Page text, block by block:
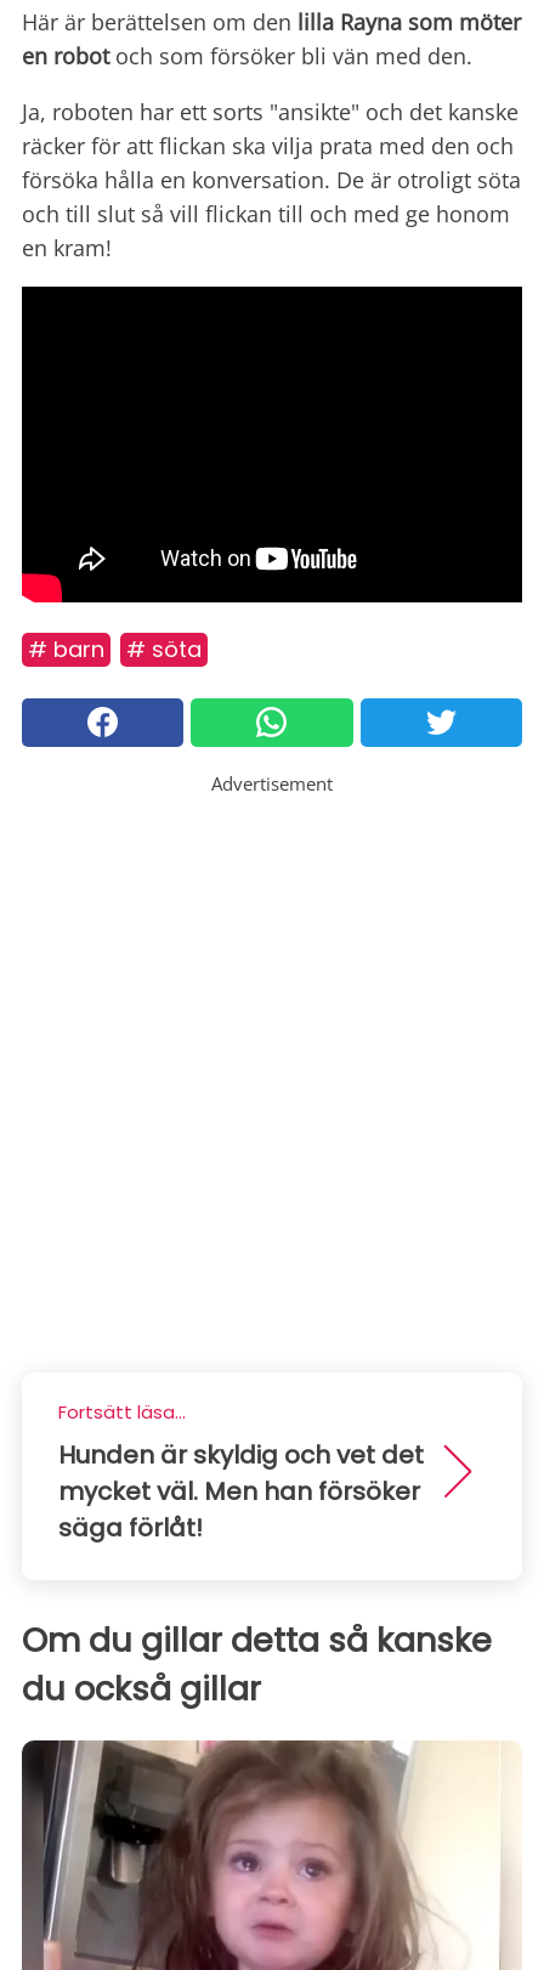
Här är berättelsen om den lilla Rayna som möter
en robot och som försöker bli vän med den.
Ja, roboten har ett sorts "ansikte" och det kanske
räcker för att flickan ska vilja prata med den och
försöka hålla en konversation. De är otroligt söta
och till slut så vill flickan till och med ge honom
en kram!
# barn # söta
Advertisement
Fortsätt läsa...
Hunden är skyldig och vet det
mycket väl. Men han försöker
säga förlåt!
Om du gillar detta så kanske
du också gillar